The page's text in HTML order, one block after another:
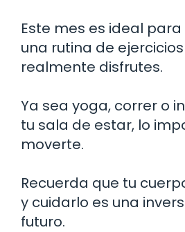
Este mes es ideal
una rutina de
realmente disfrutes.
Ya sea yoga, correr o
tu sala de estar, lo
moverte.
Recuerda que tu
y cuidarlo es una
futuro.